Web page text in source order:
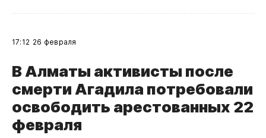
17:12 26 февраля
В Алматы активисты после
смерти Агадила потребовали
освободить арестованных 22
февраля